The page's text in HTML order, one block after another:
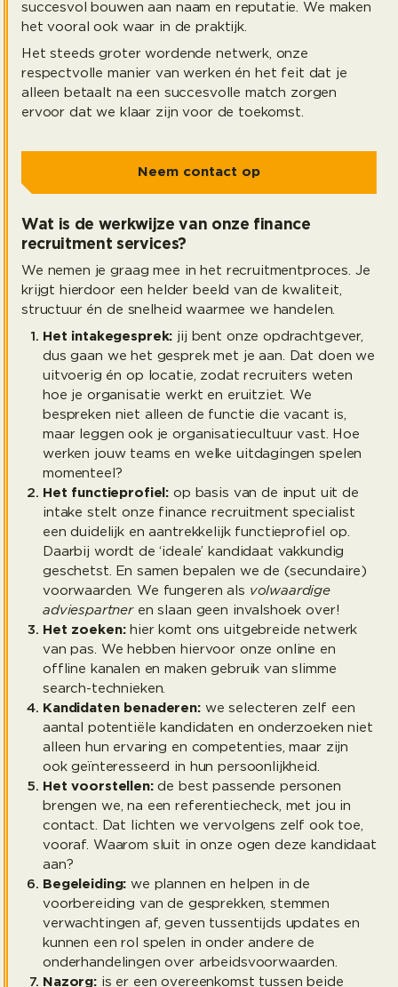
succesvol bouwen aan naam en reputatie. We maken
het vooral ook waar in de praktijk.
Het steeds groter wordende netwerk, onze
respectvolle manier van werken én het feit dat je
alleen betaalt na een succesvolle match zorgen
ervoor dat we klaar zijn voor de toekomst.
Neem contact op
Wat is de werkwijze van onze finance
recruitment services?
We nemen je graag mee in het recruitmentproces. Je
krijgt hierdoor een helder beeld van de kwaliteit,
structuur én de snelheid waarmee we handelen.
Het intakegesprek: jij bent onze opdrachtgever,
dus gaan we het gesprek met je aan. Dat doen we
uitvoerig én op locatie, zodat recruiters weten
hoe je organisatie werkt en eruitziet. We
bespreken niet alleen de functie die vacant is,
maar leggen ook je organisatiecultuur vast. Hoe
werken jouw teams en welke uitdagingen spelen
momenteel?
Het functieprofiel: op basis van de input uit de
intake stelt onze finance recruitment specialist
een duidelijk en aantrekkelijk functieprofiel op.
Daarbij wordt de ‘ideale’ kandidaat vakkundig
geschetst. En samen bepalen we de (secundaire)
voorwaarden. We fungeren als volwaardige
adviespartneren slaan geen invalshoek over!
Het zoeken:hier komt ons uitgebreide netwerk
van pas. We hebben hiervoor onze online en
offline kanalen en maken gebruik van slimme
search-technieken.
Kandidaten benaderen:we selecteren zelf een
aantal potentiële kandidaten en onderzoeken niet
alleen hun ervaring en competenties, maar zijn
ook geïnteresseerd in hun persoonlijkheid.
Het voorstellen:de best passende personen
brengen we, na een referentiecheck, met jou in
contact. Dat lichten we vervolgens zelf ook toe,
vooraf. Waarom sluit in onze ogen deze kandidaat
aan?
Begeleiding: we plannen en helpen in de
voorbereiding van de gesprekken, stemmen
verwachtingen af, geven tussentijds updates en
kunnen een rol spelen in onder andere de
onderhandelingen over arbeidsvoorwaarden.
Nazorg:is er een overeenkomst tussen beide